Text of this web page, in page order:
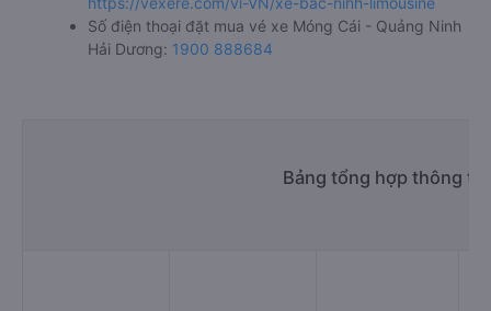
Số điện thoại đặt mua vé xe Móng Cái - Quảng Ninh
Hải Dương: 1900 888684
Bảng tổng hợp thông